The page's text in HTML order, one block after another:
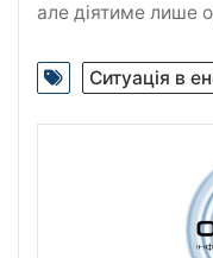
але діятиме лише
Ситуація в